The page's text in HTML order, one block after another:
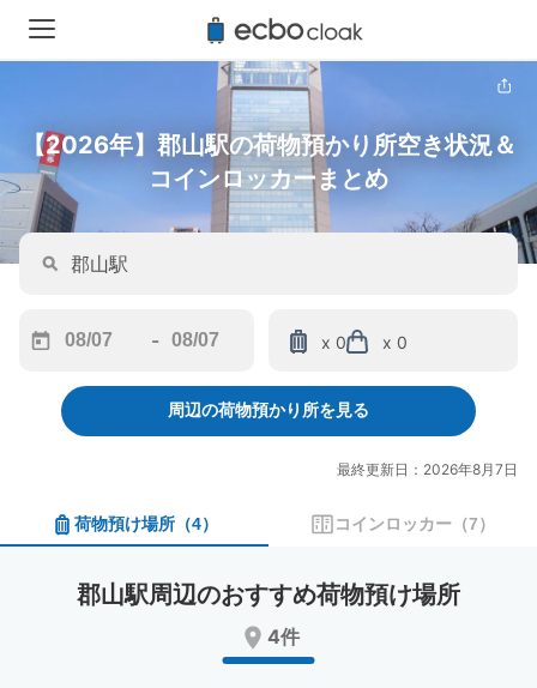
【2026年】郡山駅の荷物預かり所空き状況＆
コインロッカーまとめ
forward
interact
calendar
and
date.
-
backward
to
interact
calendar
and
a
date.
x 0 x 0
周辺の荷物預かり所を見る
最終更新日：2026年8月7日
荷物預け場所 （4） コインロッカー （7）
郡山駅周辺のおすすめ荷物預け場所
4件